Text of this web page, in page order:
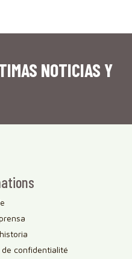
NOTICIAS Y
de confidentialité